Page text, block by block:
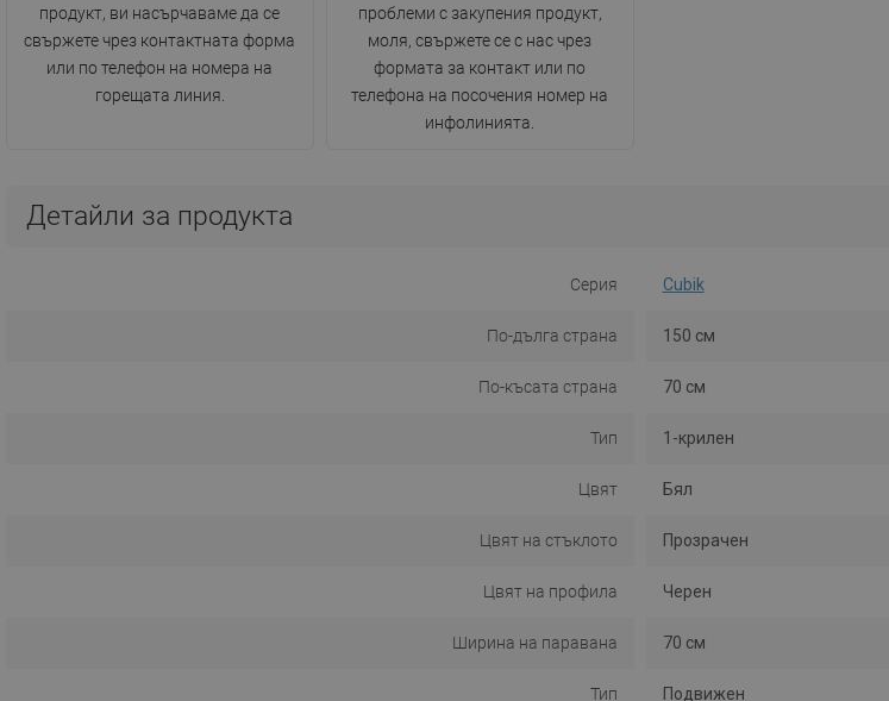
продукт, ви насърчаваме да се
свържете чрез контактната форма
или по телефон на номера на
горещата линия.
проблеми с закупения продукт,
моля, свържете се с нас чрез
формата за контакт или по
телефона на посочения номер на
инфолинията.
Детайли за продукта
Серия Cubik
По-дълга страна 150 см
По-късата страна 70 см
Тип 1-крилен
Цвят Бял
Цвят на стъклото Прозрачен
Цвят на профила Черен
Ширина на паравана 70 см
Тип Подвижен